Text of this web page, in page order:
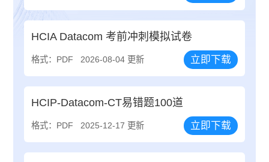
HCIA Datacom 考前冲刺模拟试卷
格式：PDF 2026-08-04 更新 立即下载
HCIP-Datacom-CT易错题100道
格式：PDF 2025-12-17 更新 立即下载